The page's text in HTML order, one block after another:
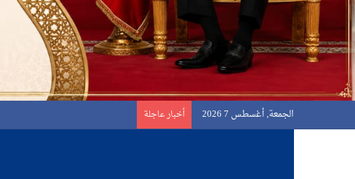
الجمعة, أغسطس 7 2026 أخبار عاجلة